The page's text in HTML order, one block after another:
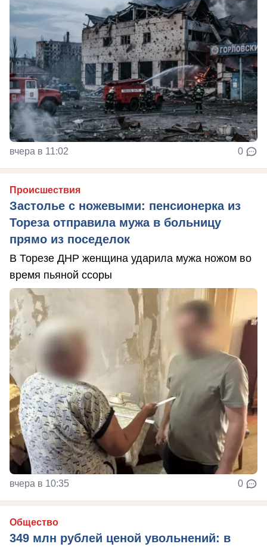
вчера в 11:02 0
Происшествия
Застолье с ножевыми: пенсионерка из
Тореза отправила мужа в больницу
прямо из поседелок
В Торезе ДНР женщина ударила мужа ножом во
время пьяной ссоры
вчера в 10:35 0
Общество
349 млн рублей ценой увольнений: в